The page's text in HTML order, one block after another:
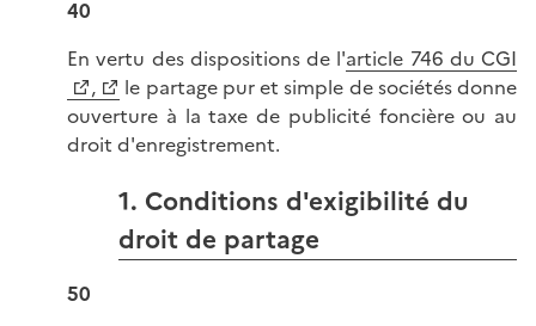
40
En vertu des dispositions de l'article 746 du CGI
,
le partage pur et simple de sociétés donne
ouverture à la taxe de publicité foncière ou au
droit d'enregistrement.
1. Conditions d'exigibilité du
droit de partage
50